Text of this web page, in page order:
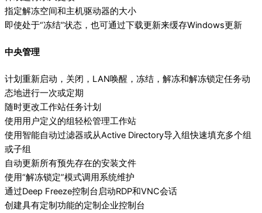
指定解冻空间和主机驱动器的大小
即使处于“冻结”状态，也可通过下载更新来缓存Windows更新
中央管理
计划重新启动，关闭，LAN唤醒，冻结，解冻和解冻锁定任务动
态地进行一次或定期
随时更改工作站任务计划
使用用户定义的组轻松管理工作站
使用智能自动过滤器或从Active Directory导入组快速填充多个组
或子组
自动更新所有预先存在的安装文件
使用“解冻锁定”模式调用系统维护
通过Deep Freeze控制台启动RDP和VNC会话
创建具有定制功能的定制企业控制台